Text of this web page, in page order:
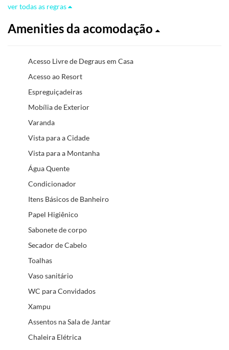
ver todas as regras
Amenities da acomodação
Acesso Livre de Degraus em Casa
Acesso ao Resort
Espreguiçadeiras
Mobília de Exterior
Varanda
Vista para a Cidade
Vista para a Montanha
Água Quente
Condicionador
Itens Básicos de Banheiro
Papel Higiênico
Sabonete de corpo
Secador de Cabelo
Toalhas
Vaso sanitário
WC para Convidados
Xampu
Assentos na Sala de Jantar
Chaleira Elétrica